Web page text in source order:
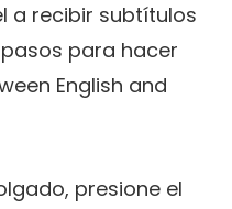
a recibir subtítulos
para hacer
English and
presione el